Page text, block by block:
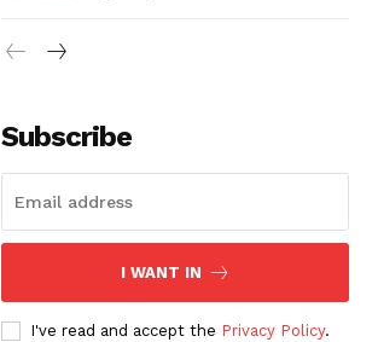
Subscribe
I WANT IN
I've read and accept the Privacy Policy.